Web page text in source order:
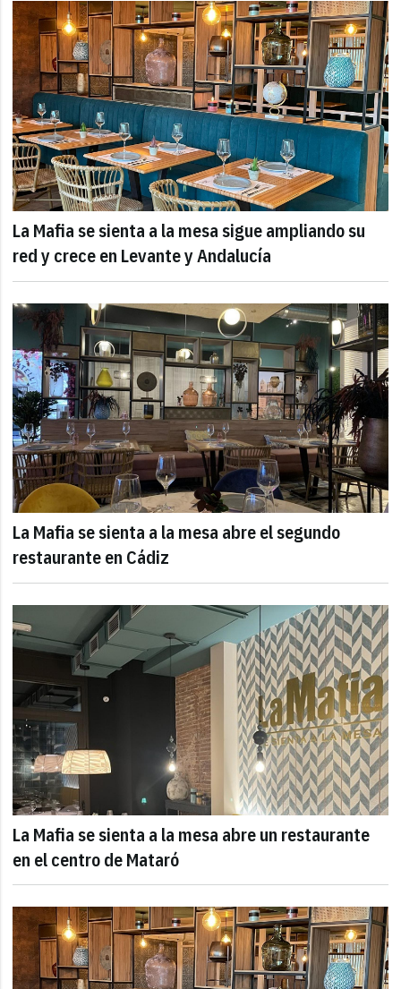
La Mafia se sienta a la mesa sigue ampliando su
red y crece en Levante y Andalucía
La Mafia se sienta a la mesa abre el segundo
restaurante en Cádiz
La Mafia se sienta a la mesa abre un restaurante
en el centro de Mataró